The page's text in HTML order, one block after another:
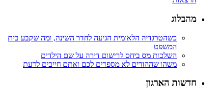
מהבלוג
כשהטרגדיה הלאומית הגיעה לחדר השינה, ומה שקבע בית
המשפט
השלכות מס ביחס לרישום דירה על שם הילדים
משהו שההורים לא מספרים לכם ואתם חייבים לדעת
חדשות הארגון